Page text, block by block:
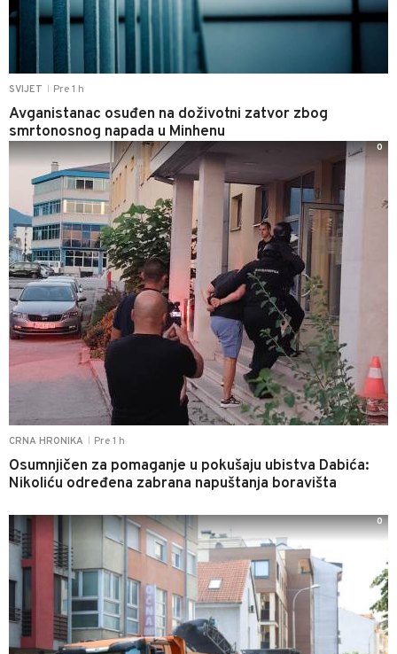
SVIJET Pre 1 h
Avganistanac osuđen na doživotni zatvor zbog
smrtonosnog napada u Minhenu
CRNA HRONIKA Pre 1 h
Osumnjičen za pomaganje u pokušaju ubistva Dabića:
Nikoliću određena zabrana napuštanja boravišta
0
0